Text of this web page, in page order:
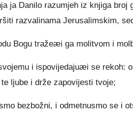
ja Danilo razumjeh iz knjiga broj
razvalinama Jerusalimskim,
Bogu tražeæi ga molitvom i
i ispovijedajuæi se rekoh:
ljube i drže zapovijesti tvoje;
bezbožni, i odmetnusmo se i